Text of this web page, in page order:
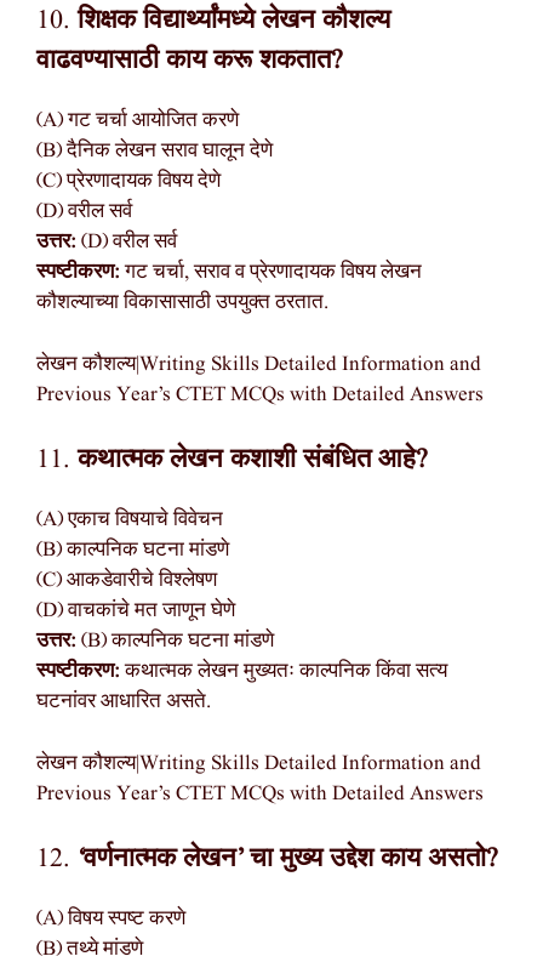
10.शिक्षक विद्यार्थ्यांमध्ये लेखन कौशल्य
वाढवण्यासाठी काय करू शकतात?
(A) गट चर्चा आयोजित करणे
(B) दैनिक लेखन सराव घालून देणे
(C) प्रेरणादायक विषय देणे
(D) वरील सर्व
उत्तर: (D) वरील सर्व
स्पष्टीकरण:गट चर्चा, सराव व प्रेरणादायक विषय लेखन
कौशल्याच्या विकासासाठी उपयुक्त ठरतात.
लेखन कौशल्य|Writing Skills Detailed Information and
Previous Year’s CTET MCQs with Detailed Answers
11.कथात्मक लेखन कशाशी संबंधित आहे?
(A) एकाच विषयाचे विवेचन
(B) काल्पनिक घटना मांडणे
(C) आकडेवारीचे विश्लेषण
(D) वाचकांचे मत जाणून घेणे
उत्तर: (B) काल्पनिक घटना मांडणे
स्पष्टीकरण:कथात्मक लेखन मुख्यतः काल्पनिक किंवा सत्य
घटनांवर आधारित असते.
लेखन कौशल्य|Writing Skills Detailed Information and
Previous Year’s CTET MCQs with Detailed Answers
12. ‘वर्णनात्मक लेखन’ चा मुख्य उद्देश काय असतो?
(A) विषय स्पष्ट करणे
(B) तथ्ये मांडणे